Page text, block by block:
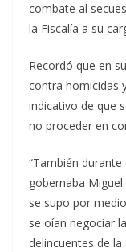
combate al
la Fiscalía a su
Recordó que en
contra homicidas
indicativo de que
no proceder en
“También
gobernaba Miguel
se supo por
se oían negociar
delincuentes de